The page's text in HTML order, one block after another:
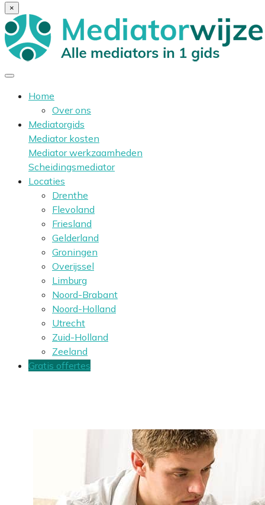
×
Home
Over ons
Mediatorgids
Mediator kosten
Mediator werkzaamheden
Scheidingsmediator
Locaties
Drenthe
Flevoland
Friesland
Gelderland
Groningen
Overijssel
Limburg
Noord-Brabant
Noord-Holland
Utrecht
Zuid-Holland
Zeeland
Gratis offertes